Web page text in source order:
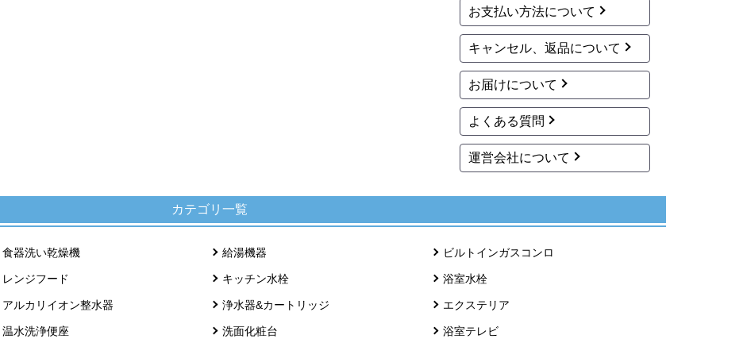
お支払い方法について
キャンセル、返品について
お届けについて
よくある質問
運営会社について
カテゴリ一覧
食器洗い乾燥機 給湯機器 ビルトインガスコンロ
レンジフード キッチン水栓 浴室水栓
アルカリイオン整水器 浄水器&カートリッジ エクステリア
温水洗浄便座 洗面化粧台 浴室テレビ